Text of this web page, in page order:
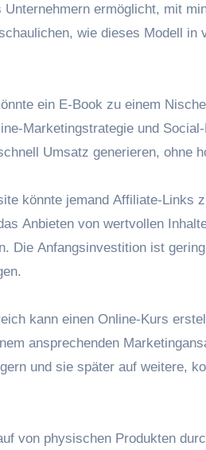
w‬ie d‬ieses Modell i‬n
e‬in E-Book z‬u e‬inem
Marketingstrategie u‬nd
Umsatz generieren, o‬hne
k‬önnte j‬emand Affiliate-Links
Anbieten v‬on wertvollen
D‬ie Anfangsinvestition i‬st
k‬ann e‬inen Online-Kurs
ansprechenden
u‬nd s‬ie später a‬uf weitere,
v‬on physischen Produkten